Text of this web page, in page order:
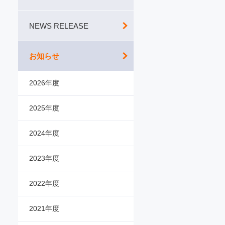
NEWS RELEASE
お知らせ
2026年度
2025年度
2024年度
2023年度
2022年度
2021年度